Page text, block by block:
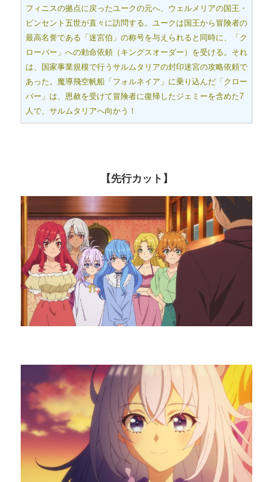
フィニスの拠点に戻ったユークの元へ、ウェルメリアの国王・
ビンセント五世が直々に訪問する。ユークは国王から冒険者の
最高名誉である「迷宮伯」の称号を与えられると同時に、「ク
ローバー」への勅命依頼（キングスオーダー）を受ける。それ
は、国家事業規模で行うサルムタリアの封印迷宮の攻略依頼で
あった。魔導飛空帆船「フォルネイア」に乗り込んだ「クロー
バー」は、恩赦を受けて冒険者に復帰したジェミーを含めた7
人で、サルムタリアへ向かう！
【先行カット】